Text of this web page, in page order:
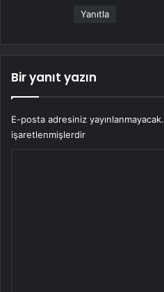
Yanıtla
Bir yanıt yazın
E-posta adresiniz yayınlanmayacak.
işaretlenmişlerdir